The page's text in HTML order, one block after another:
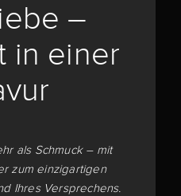
–
in einer
als Schmuck – mit
zum einzigartigen
Ihres Versprechens.